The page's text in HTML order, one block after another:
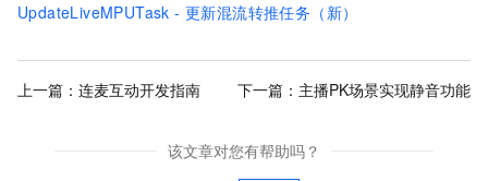
UpdateLiveMPUTask - 更新混流转推任务（新）
上一篇： 连麦互动开发指南 下一篇： 主播PK场景实现静音功能
该文章对您有帮助吗？